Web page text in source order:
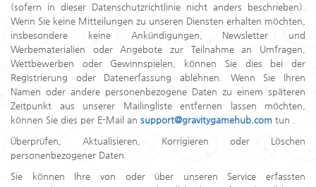
(sofern in dieser Datenschutzrichtlinie nicht anders beschrieben).
Wenn Sie keine Mitteilungen zu unseren Diensten erhalten möchten,
insbesondere keine Ankündigungen, Newsletter und
Werbematerialien oder Angebote zur Teilnahme an Umfragen,
Wettbewerben oder Gewinnspielen, können Sie dies bei der
Registrierung oder Datenerfassung ablehnen. Wenn Sie Ihren
Namen oder andere personenbezogene Daten zu einem späteren
Zeitpunkt aus unserer Mailingliste entfernen lassen möchten,
können Sie dies per E-Mail an support@gravitygamehub.com tun .
Überprüfen, Aktualisieren, Korrigieren oder Löschen
personenbezogener Daten
Sie können Ihre von oder über unseren Service erfassten